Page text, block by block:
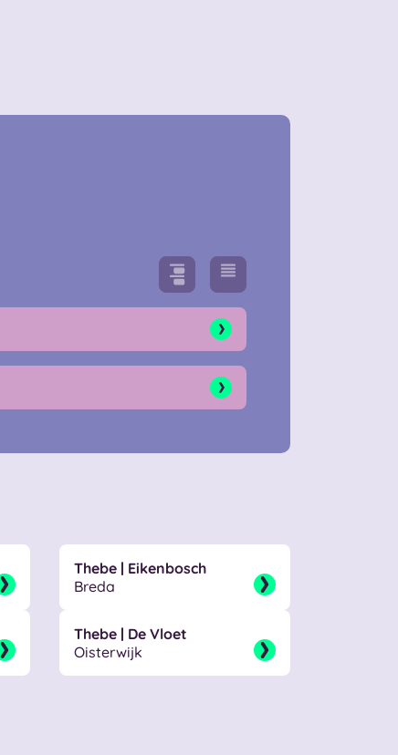
Thebe | Eikenbosch
Breda
Thebe | De Vloet
Oisterwijk